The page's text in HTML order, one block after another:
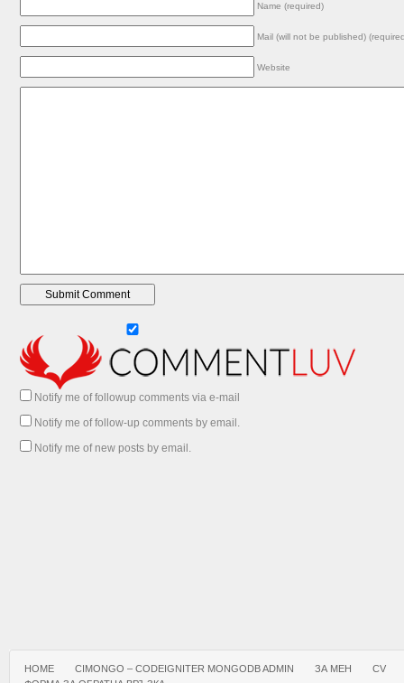
Name (required)
Mail (will not be published)
Website
Notify me of followup comments via e-mail
Notify me of follow-up comments by email.
Notify me of new posts by email.
HOME CIMONGO – CODEIGNITER MONGODB ADMIN ЗА МЕН
CV